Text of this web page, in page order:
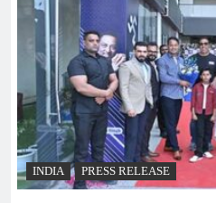
INDIA PRESS RELEASE